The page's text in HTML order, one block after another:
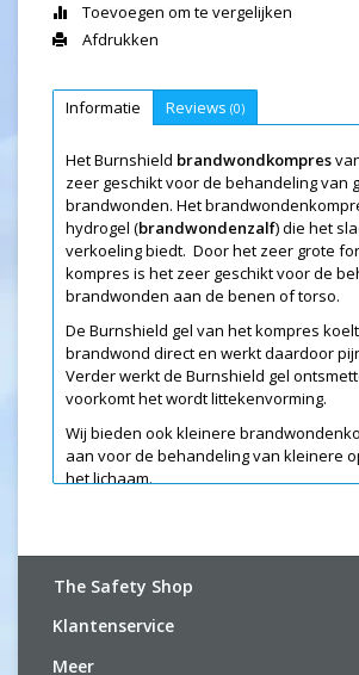
Toevoegen om te vergelijken
Afdrukken
Informatie Reviews (0)
Het Burnshield brandwondkompres
zeer geschikt voor de behandeling van
brandwonden. Het
hydrogel (brandwondenzalf) die het
verkoeling biedt. Door het zeer grote
kompres is het zeer geschikt voor de
brandwonden aan de benen of torso.
De Burnshield gel van het kompres
brandwond direct en werkt daardoor
Verder werkt de Burnshield gel
voorkomt het wordt littekenvorming.
Wij bieden ook kleinere
aan voor de behandeling van kleinere
het lichaam.
The Safety Shop
Klantenservice
Meer